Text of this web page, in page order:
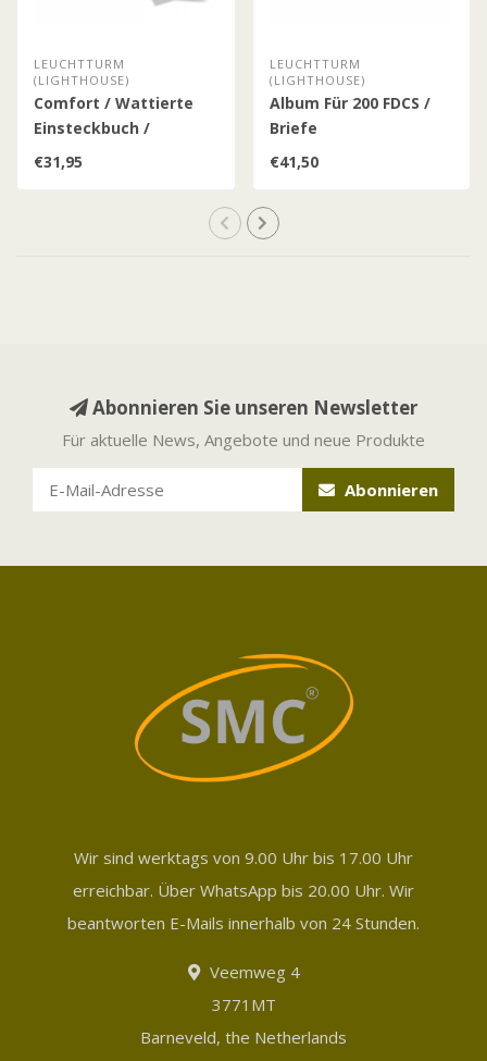
LEUCHTTURM
(LIGHTHOUSE)
Comfort / Wattierte
Einsteckbuch /
Schwarze Seiten
€31,95
LEUCHTTURM
(LIGHTHOUSE)
Album Für 200 FDCS /
Briefe
€41,50
Abonnieren Sie unseren Newsletter
Für aktuelle News, Angebote und neue Produkte
Abonnieren
Wir sind werktags von 9.00 Uhr bis 17.00 Uhr
erreichbar. Über WhatsApp bis 20.00 Uhr. Wir
beantworten E-Mails innerhalb von 24 Stunden.
Veemweg 4
3771MT
Barneveld, the Netherlands